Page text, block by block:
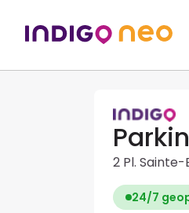
2 Pl.
24/7